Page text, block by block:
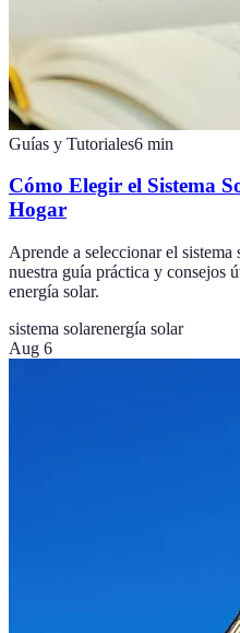
Guías y Tutoriales6 min
Cómo Elegir el Sistema
Hogar
Aprende a seleccionar el
nuestra guía práctica y consejos
energía solar.
sistema solarenergía solar
Aug 6